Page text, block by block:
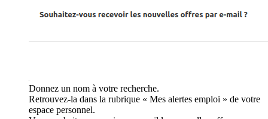
Donnez un nom à votre recherche.
Retrouvez-la dans la rubrique « Mes alertes emploi » de votre
espace personnel.